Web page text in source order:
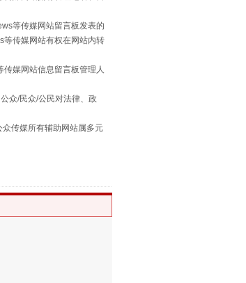
天情”
治午间酒驾
等传媒网站留言板发表的
传媒网站有权在网站内转
媒网站信息留言板管理人
众/民众/公民对法律、政
传媒所有辅助网站属多元